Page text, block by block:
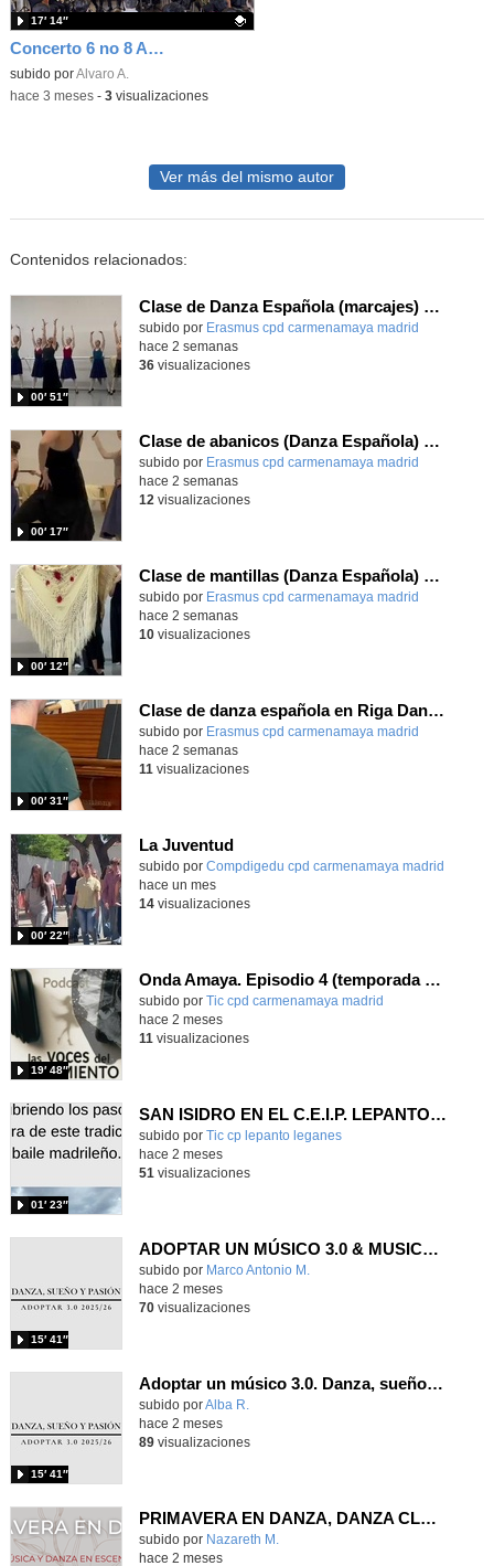
Concerto 6 no 8 A.Corelli
Contenido educativo.
subido porAlvaro A.
17′ 14″
-hace 3 meses- 3visualizaciones
Ver más del mismo autor
Contenidos relacionados:
Clase de Danza Española (marcajes) en intercambio Erasmus+
Contenido educativo.
subido por Erasmus cpd carmenamaya madrid
00′ 51″
hace 2 semanas
36visualizaciones
Clase de abanicos (Danza Española) en intercambio Erasmus+
Contenido educativo.
subido por Erasmus cpd carmenamaya madrid
00′ 17″
hace 2 semanas
12 visualizaciones
Clase de mantillas (Danza Española) en intercambio Erasmus+
Contenido educativo.
subido por Erasmus cpd carmenamaya madrid
00′ 12″
hace 2 semanas
10visualizaciones
Clase de danza española en Riga Dance School Erasmus+
Contenido educativo.
subido por Erasmus cpd carmenamaya madrid
00′ 31″
hace 2 semanas
11 visualizaciones
La Juventud
subido por Compdigedu cpd carmenamaya madrid
00′ 22″
hace un mes
14visualizaciones
Onda Amaya. Episodio 4 (temporada 2): "La Capitana"
Contenido educativo.
subido por Tic cpd carmenamaya madrid
19′ 48″
hace 2 meses
11 visualizaciones
SAN ISIDRO EN EL C.E.I.P. LEPANTO (LEGANÉS)
Contenido educativo.
subido por Tic cp lepanto leganes
01′ 23″
-
hace 2 meses
51 visualizaciones
ADOPTAR UN MÚSICO 3.0 & MUSICATE - DANZA SUEÑO Y PASIÓN
Contenido educativo.
subido por Marco Antonio M.
15′ 41″
hace 2 meses
70visualizaciones
Adoptar un músico 3.0. Danza, sueño y pasión (2026)
subido porAlba R.
15′ 41″
hace 2 meses
89visualizaciones
PRIMAVERA EN DANZA, DANZA CLÁSICA RCPD MARIEMMA
Contenido educativo.
subido por Nazareth M.
hace 2 meses